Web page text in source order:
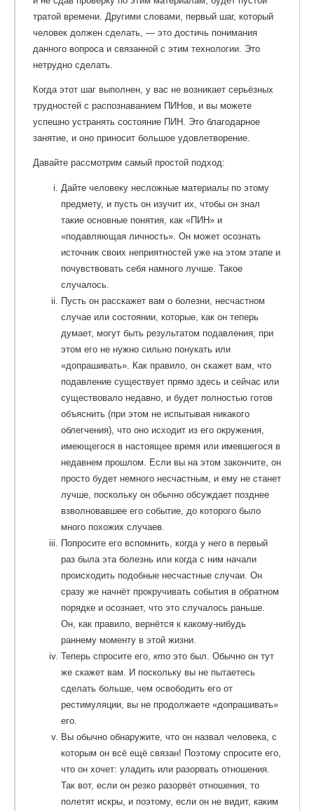
тратой времени. Другими словами, первый шаг, который
человек должен сделать, — это достичь понимания
данного вопроса и связанной с этим технологии. Это
нетрудно сделать.
Когда этот шаг выполнен, у вас не возникает серьёзных
трудностей с распознаванием ПИНов, и вы можете
успешно устранять состояние ПИН. Это благодарное
занятие, и оно приносит большое удовлетворение.
Давайте рассмотрим самый простой подход:
Дайте человеку несложные материалы по этому
предмету, и пусть он изучит их, чтобы он знал
такие основные понятия, как «ПИН» и
«подавляющая личность». Он может осознать
источник своих неприятностей уже на этом этапе и
почувствовать себя намного лучше. Такое
случалось.
Пусть он расскажет вам о болезни, несчастном
случае или состоянии, которые, как он теперь
думает, могут быть результатом подавления; при
этом его не нужно сильно понукать или
«допрашивать». Как правило, он скажет вам, что
подавление существует прямо здесь и сейчас или
существовало недавно, и будет полностью готов
объяснить (при этом не испытывая никакого
облегчения), что оно исходит из его окружения,
имеющегося в настоящее время или имевшегося в
недавнем прошлом. Если вы на этом закончите, он
просто будет немного несчастным, и ему не станет
лучше, поскольку он обычно обсуждает позднее
взволновавшее его событие, до которого было
много похожих случаев.
Попросите его вспомнить, когда у него в первый
раз была эта болезнь или когда с ним начали
происходить подобные несчастные случаи. Он
сразу же начнёт прокручивать события в обратном
порядке и осознает, что это случалось раньше.
Он, как правило, вернётся к какому-нибудь
раннему моменту в этой жизни.
Теперь спросите его, кто это был. Обычно он тут
же скажет вам. И поскольку вы не пытаетесь
сделать больше, чем освободить его от
рестимуляции, вы не продолжаете «допрашивать»
его.
Вы обычно обнаружите, что он назвал человека, с
которым он всё ещё связан! Поэтому спросите его,
что он хочет: уладить или разорвать отношения.
Так вот, если он резко разорвёт отношения, то
полетят искры, и поэтому, если он не видит, каким